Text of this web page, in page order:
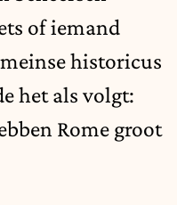
of iemand
historicus
het als volgt:
Rome groot